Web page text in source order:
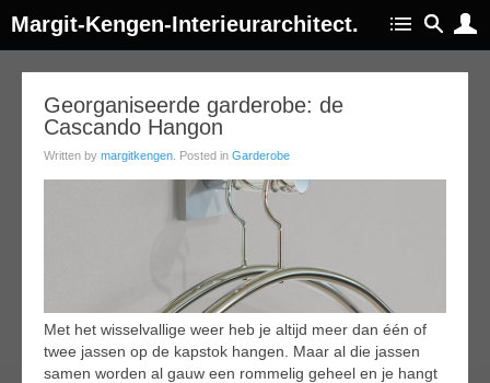
Margit-Kengen-Interieurarchitect.
Georganiseerde garderobe: de
Cascando Hangon
Written by margitkengen . Posted in Garderobe
Met het wisselvallige weer heb je altijd meer dan één of
twee jassen op de kapstok hangen. Maar al die jassen
samen worden al gauw een rommelig geheel en je hangt